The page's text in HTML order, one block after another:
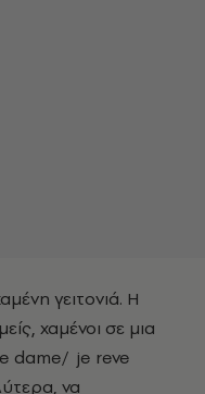
γειτονιά. Η
χαμένοι σε μια
dame/ je reve
να